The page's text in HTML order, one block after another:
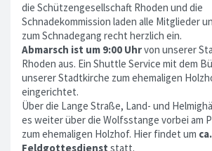
die Schützengesellschaft Rhoden und die
Schnadekommission laden alle Mitglieder
zum Schnadegang recht herzlich ein.
Abmarsch ist um 9:00 Uhrvon unserer
Rhoden aus. Ein Shuttle Service mit dem
unserer Stadtkirche zum ehemaligen
eingerichtet.
Über die Lange Straße, Land- und
es weiter über die Wolfsstange vorbei am
zum ehemaligen Holzhof. Hier findet um
Feldgottesdienst statt.